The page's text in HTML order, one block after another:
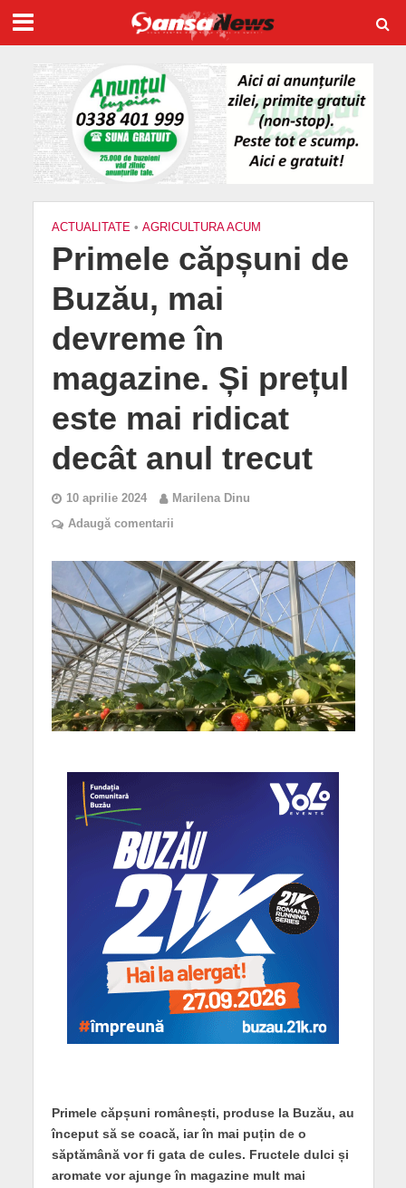
ACTUALITATE • AGRICULTURA ACUM
Primele căpșuni de
Buzău, mai
devreme în
magazine. Și prețul
este mai ridicat
decât anul trecut
10 aprilie 2024
Marilena Dinu
Adaugă comentarii
Primele căpșuni românești, produse la Buzău, au
început să se coacă, iar în mai puțin de o
săptămână vor fi gata de cules. Fructele dulci și
aromate vor ajunge în magazine mult mai